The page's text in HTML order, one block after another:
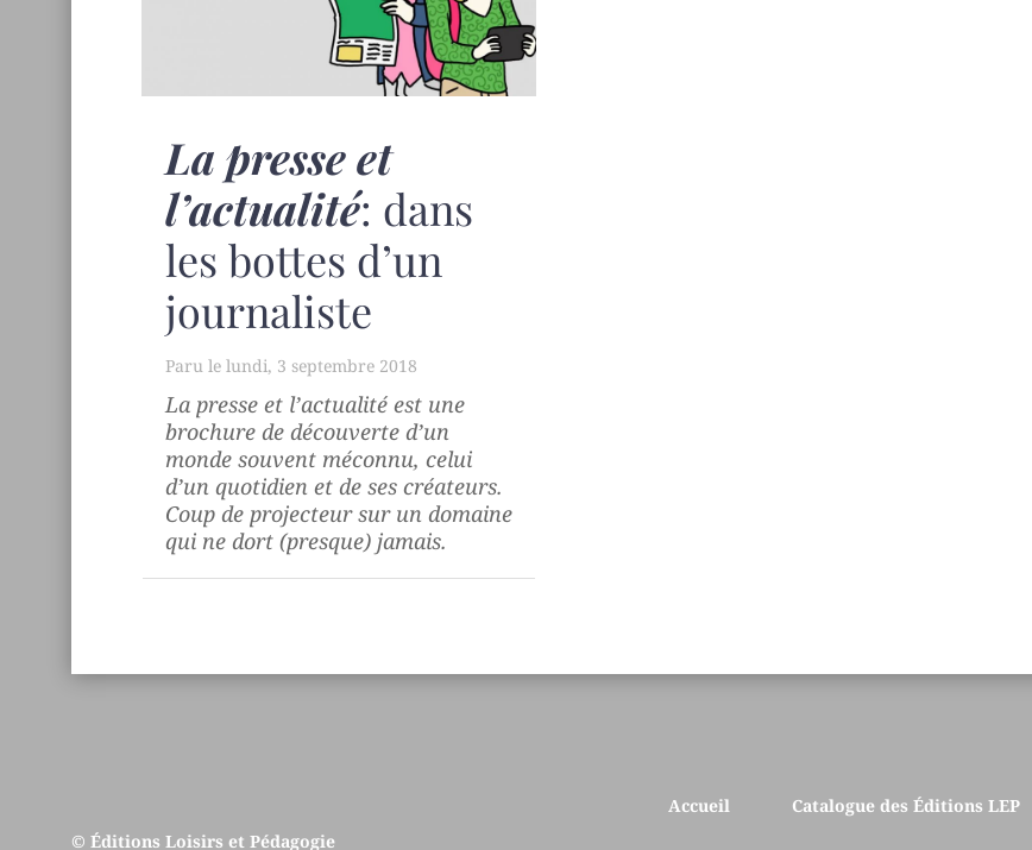
La presse et
l’actualité: dans
les bottes d’un
journaliste
lundi, 3 septembre 2018
La presse et l’actualité est une
brochure de découverte d’un
monde souvent méconnu, celui
d’un quotidien et de ses créateurs.
Coup de projecteur sur un domaine
qui ne dort (presque) jamais.
© Éditions Loisirs et Pédagogie
Accueil Catalogue des Éditions LEP